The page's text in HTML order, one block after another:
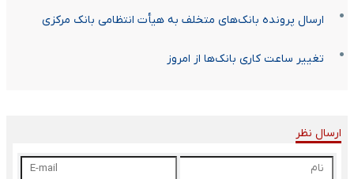
ارسال پرونده بانک‌های متخلف به هیأت انتظامی بانک مرکزی
تغییر ساعت کاری بانک‌ها از امروز
ارسال نظر